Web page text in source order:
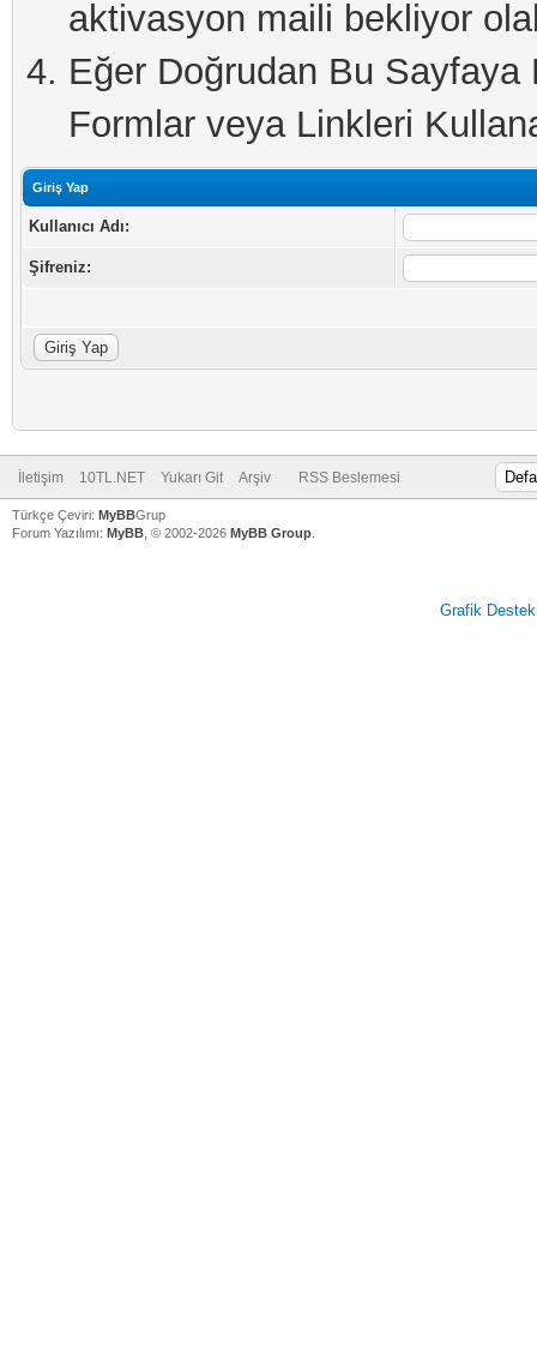
aktivasyon maili bekliyor
Eğer Doğrudan Bu
Formlar veya Linkleri
Giriş Yap
Kullanıcı Adı:
Şifreniz:
İletişim 10TL.NET Yukarı Git Arşiv RSS Beslemesi
Türkçe Çeviri: MyBBGrup
Forum Yazılımı: MyBB , © 2002-2026 MyBB Group
Grafik